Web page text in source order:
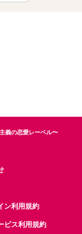
義の恋愛レーベル〜
ン利用規約
ビス利用規約